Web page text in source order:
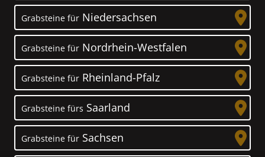
Grabsteine für Niedersachsen
Grabsteine für Nordrhein-Westfalen
Grabsteine für Rheinland-Pfalz
Grabsteine fürs Saarland
Grabsteine für Sachsen